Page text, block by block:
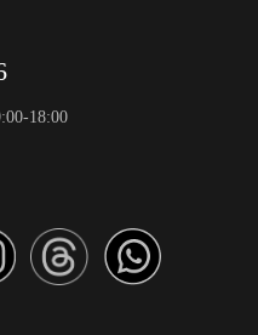
18:00